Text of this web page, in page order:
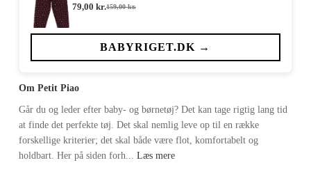
159,00kr.
Den
pris
var:
79,00 kr.Den
pris
er:
BABYRIGET.DK →
Om Petit Piao
Går du og leder efter baby- og børnetøj? Det kan tage rigtig lang tid
at finde det perfekte tøj. Det skal nemlig leve op til en række
forskellige kriterier; det skal både være flot, komfortabelt og
holdbart. Her på siden forh... Læs mere